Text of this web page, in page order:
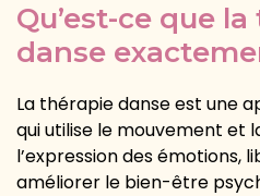
Qu’est-ce que
danse
La thérapie danse est une
qui utilise le mouvement et
l’expression des émotions,
améliorer le bien-être